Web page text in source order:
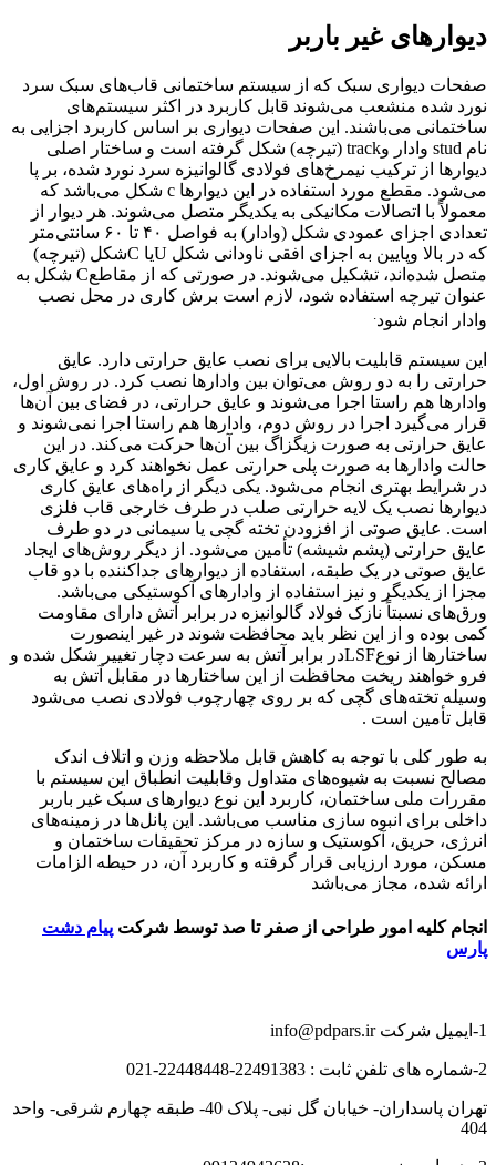
دیوارهای غیر باربر
صفحات دیواری سبک که از سیستم ساختمانی قاب‌های سبک سرد
نورد شده منشعب می‌شوند قابل کاربرد در اکثر سیستم‌های
ساختمانی می‌باشند. این صفحات دیواری بر اساس کاربرد اجزایی به
نام stud وادار وtrack (تیرچه) شکل گرفته است و ساختار اصلی
دیوارها از ترکیب نیمرخ‌های فولادی گالوانیزه سرد نورد شده، بر پا
می‌شود. مقطع مورد استفاده در این دیوارها c شکل می‌باشد که
معمولاً با اتصالات مکانیکی به یکدیگر متصل می‌شوند. هر دیوار از
تعدادی اجزای عمودی شکل (وادار) به فواصل ۴۰ تا ۶۰ سانتی‌متر
که در بالا وپایین به اجزای افقی ناودانی شکل Uیا Cشکل (تیرچه)
متصل شده‌اند، تشکیل می‌شوند. در صورتی که از مقاطعC شکل به
عنوان تیرچه استفاده شود، لازم است برش کاری در محل نصب
وادار انجام شود.
این سیستم قابلیت بالایی برای نصب عایق حرارتی دارد. عایق
حرارتی را به دو روش می‌توان بین وادارها نصب کرد. در روش اول،
وادارها هم راستا اجرا می‌شوند و عایق حرارتی، در فضای بین آن‌ها
قرار می‌گیرد اجرا در روش دوم، وادارها هم راستا اجرا نمی‌شوند و
عایق حرارتی به صورت زیگزاگ بین آن‌ها حرکت می‌کند. در این
حالت وادارها به صورت پلی حرارتی عمل نخواهند کرد و عایق کاری
در شرایط بهتری انجام می‌شود. یکی دیگر از راه‌های عایق کاری
دیوارها نصب یک لایه حرارتی صلب در طرف خارجی قاب فلزی
است. عایق صوتی از افزودن تخته گچی یا سیمانی در دو طرف
عایق حرارتی (پشم شیشه) تأمین می‌شود. از دیگر روش‌های ایجاد
عایق صوتی در یک طبقه، استفاده از دیوارهای جداکننده با دو قاب
مجزا از یکدیگر و نیز استفاده از وادارهای آکوستیکی می‌باشد.
ورق‌های نسبتاً نازک فولاد گالوانیزه در برابر آتش دارای مقاومت
کمی بوده و از این نظر باید محافظت شوند در غیر اینصورت
ساختارها از نوعLSFدر برابر آتش به سرعت دچار تغییر شکل شده و
فرو خواهند ریخت محافظت از این ساختارها در مقابل آتش به
وسیله تخته‌های گچی که بر روی چهارچوب فولادی نصب می‌شود
قابل تأمین است .
به طور کلی با توجه به کاهش قابل ملاحظه وزن و اتلاف اندک
مصالح نسبت به شیوه‌های متداول وقابلیت انطباق این سیستم با
مقررات ملی ساختمان، کاربرد این نوع دیوارهای سبک غیر باربر
داخلی برای انبوه سازی مناسب می‌باشد. این پانل‌ها در زمینه‌های
انرژی، حریق، آکوستیک و سازه در مرکز تحقیقات ساختمان و
مسکن، مورد ارزیابی قرار گرفته و کاربرد آن، در حیطه الزامات
ارائه شده، مجاز می‌باشد
انجام کلیه امور طراحی از صفر تا صد توسط شرکت پیام دشت
پارس
1-ایمیل شرکت info@pdpars.ir
2-شماره های تلفن ثابت : 22491383-22448448-021
تهران پاسداران- خیابان گل نبی- پلاک 40- طبقه چهارم شرقی- واحد
404